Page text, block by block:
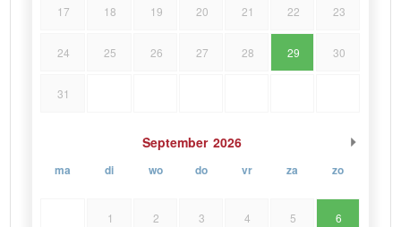
17 18 19 20 21 22 23
24 25 26 27 28 29 30
31
September 2026
ma di wo do vr za zo
1 2 3 4 5 6